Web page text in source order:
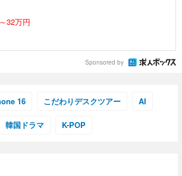
32万円
Sponsored by
16 こだわりデスクツアー AI
韓国ドラマ K-POP